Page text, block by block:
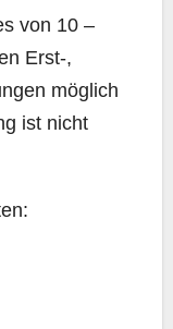
von 10 –
Erst‑,
mög­lich
ist nicht